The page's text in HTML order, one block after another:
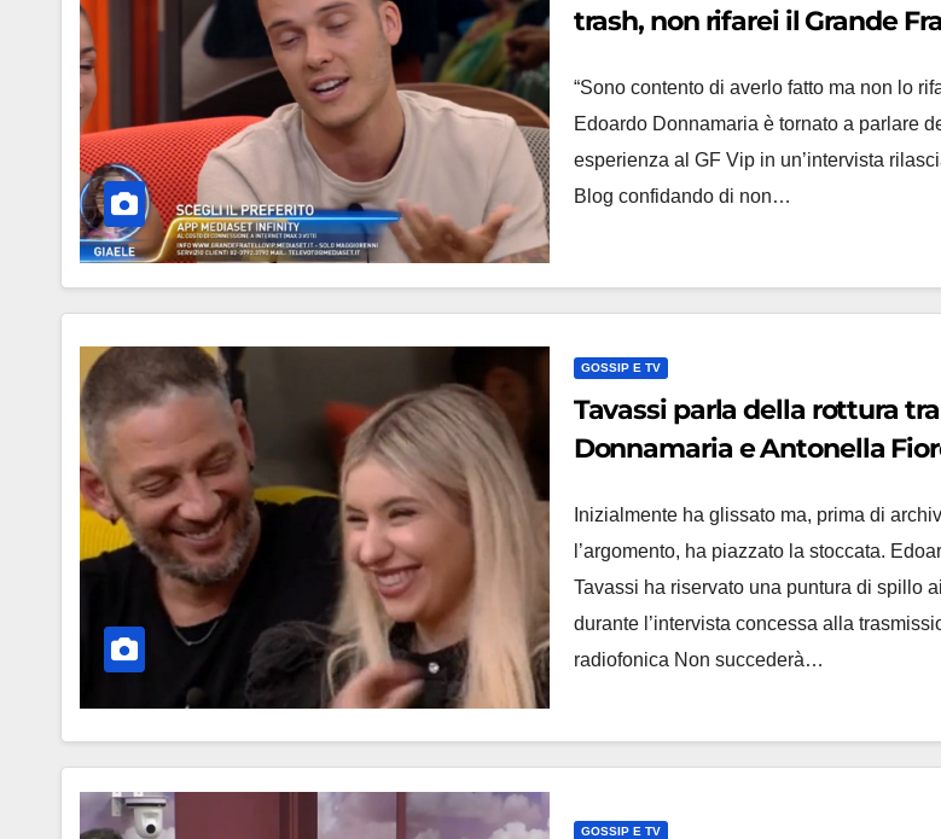
trash, non rifarei il Grande
“Sono contento di averlo fatto ma non lo
Edoardo Donnamaria è tornato a parlare
esperienza al GF Vip in un’intervista
Blog confidando di non…
GOSSIP E TV
Tavassi parla della rottura tra
Donnamaria e Antonella
Inizialmente ha glissato ma, prima di
l’argomento, ha piazzato la stoccata.
Tavassi ha riservato una puntura di spillo
durante l’intervista concessa alla
radiofonica Non succederà…
GOSSIP E TV